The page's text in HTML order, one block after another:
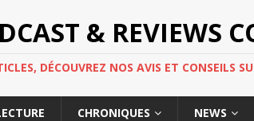
& REVIEWS
DÉCOUVREZ NOS AVIS ET CONSEILS
CHRONIQUES NEWS